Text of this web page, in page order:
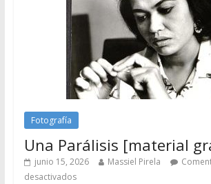
Fotografía
Una Parálisis [material
junio 15, 2026 Massiel Pirela
desactivados